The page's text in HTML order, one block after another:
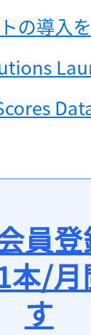
の導入
員
本/
す